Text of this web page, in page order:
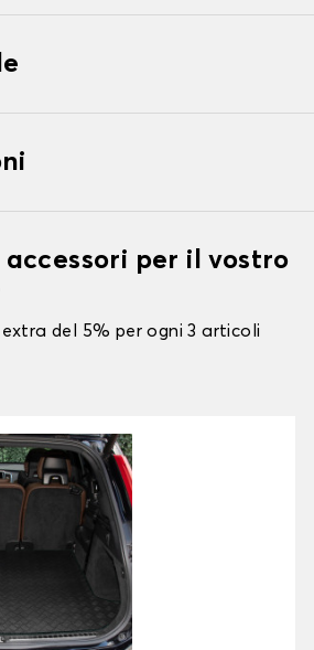
per il vostro
del 5% per ogni 3 articoli